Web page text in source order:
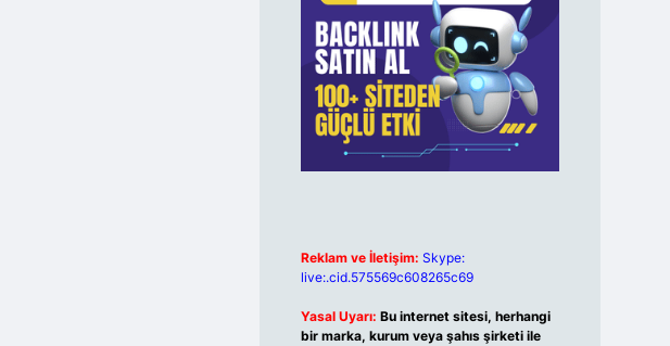
Reklam ve İletişim: Skype:
live:.cid.575569c608265c69
Yasal Uyarı: Bu internet sitesi, herhangi
bir marka, kurum veya şahıs şirketi ile